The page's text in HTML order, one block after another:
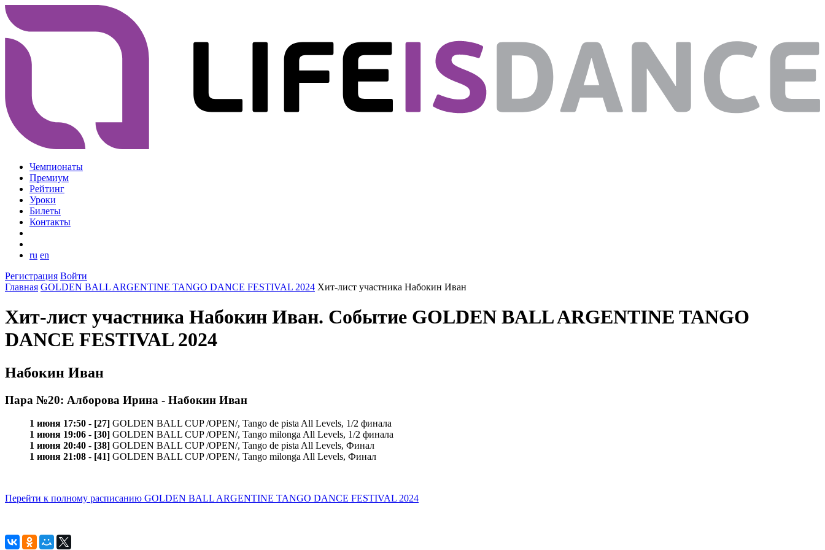
Чемпионаты
Премиум
Рейтинг
Уроки
Билеты
Контакты
ru en
Регистрация Войти
Главная GOLDEN BALL ARGENTINE TANGO DANCE FESTIVAL 2024 Хит-лист участника Набокин Иван
Хит-лист участника Набокин Иван. Событие GOLDEN BALL ARGENTINE TANGO
DANCE FESTIVAL 2024
Набокин Иван
Пара №20: Алборова Ирина - Набокин Иван
1 июня 17:50 - [27] GOLDEN BALL CUP /OPEN/, Tango de pista All Levels, 1/2 финала
1 июня 19:06 - [30] GOLDEN BALL CUP /OPEN/, Tango milonga All Levels, 1/2 финала
1 июня 20:40 - [38] GOLDEN BALL CUP /OPEN/, Tango de pista All Levels, Финал
1 июня 21:08 - [41] GOLDEN BALL CUP /OPEN/, Tango milonga All Levels, Финал
Перейти к полному расписанию GOLDEN BALL ARGENTINE TANGO DANCE FESTIVAL 2024